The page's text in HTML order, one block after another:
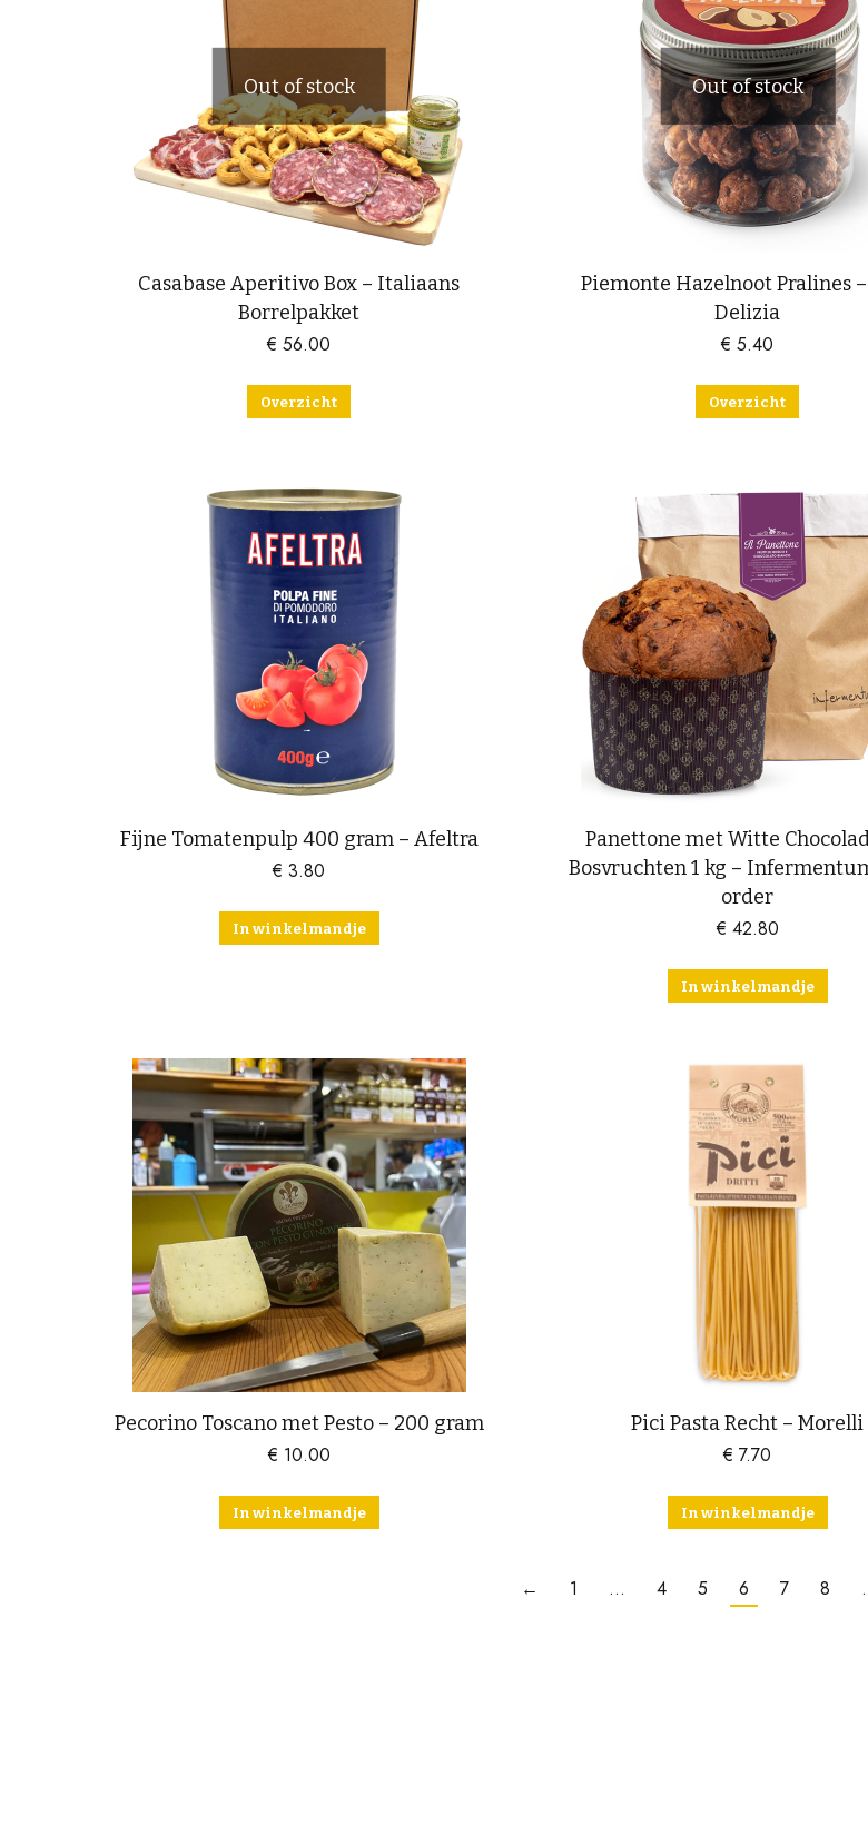
Out of stock
Casabase Aperitivo Box – Italiaans
Borrelpakket
€ 56.00
Overzicht
Out of stock
Piemonte Hazelnoot Pralines
Delizia
€ 5.40
Overzicht
Fijne Tomatenpulp 400 gram – Afeltra
€ 3.80
In winkelmandje
Panettone met Witte
Bosvruchten 1 kg –
order
€ 42.80
In winkelmandje
Pecorino Toscano met Pesto – 200 gram
€ 10.00
In winkelmandje
Pici Pasta Recht – Morelli
€ 7.70
In winkelmandje
← 1 … 4 5 6 7 8